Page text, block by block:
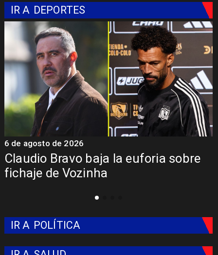
IR A DEPORTES
la euforia sobre
Presentación de
IR A POLÍTICA